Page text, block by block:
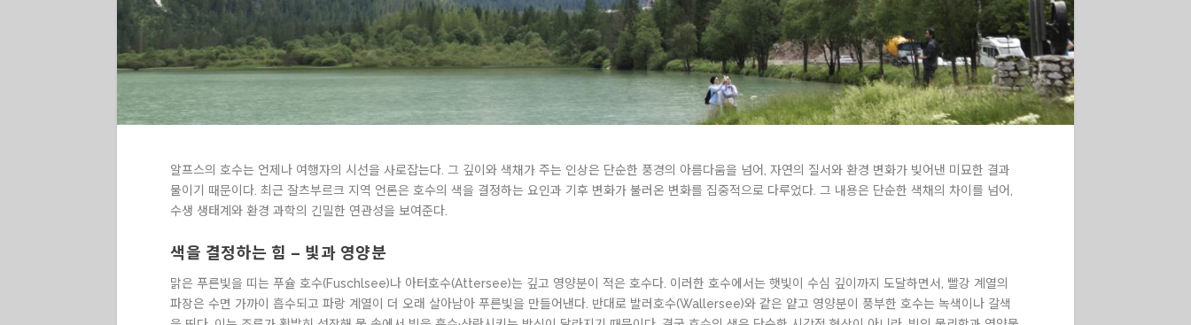
알프스의 호수는 언제나 여행자의 시선을 사로잡는다. 그 깊이와 색채가 주는 인상은 단순한 풍경의 아름다움을 넘어, 자연의 질서와 환경 변화가 빚어낸 미묘한 결과
물이기 때문이다. 최근 잘츠부르크 지역 언론은 호수의 색을 결정하는 요인과 기후 변화가 불러온 변화를 집중적으로 다루었다. 그 내용은 단순한 색채의 차이를 넘어,
수생 생태계와 환경 과학의 긴밀한 연관성을 보여준다.
색을 결정하는 힘 – 빛과 영양분
맑은 푸른빛을 띠는 푸슐 호수(Fuschlsee)나 아터호수(Attersee)는 깊고 영양분이 적은 호수다. 이러한 호수에서는 햇빛이 수심 깊이까지 도달하면서, 빨강 계열의
파장은 수면 가까이 흡수되고 파랑 계열이 더 오래 살아남아 푸른빛을 만들어낸다. 반대로 발러호수(Wallersee)와 같은 얕고 영양분이 풍부한 호수는 녹색이나 갈색